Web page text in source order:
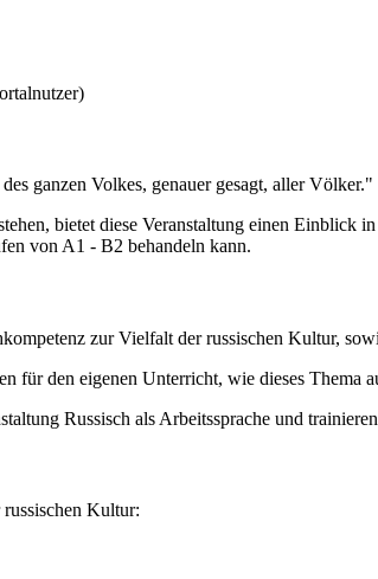
ganzen Volkes, genauer gesagt, aller Völker."
bietet diese Veranstaltung einen
von A1 - B2 behandeln kann.
zur Vielfalt der russischen Kultur,
für den eigenen Unterricht, wie dieses
Russisch als Arbeitssprache und
Kultur: